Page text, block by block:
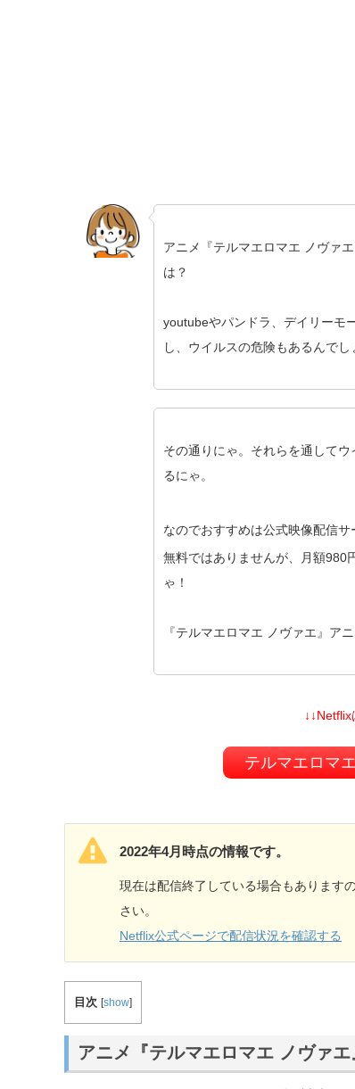
アニメ『テルマエロマエ ノヴァ
は？
youtubeやパンドラ、デイリーモ
し、ウイルスの危険もあるんでし
その通りにゃ。それらを通して
るにゃ。
なのでおすすめは公式映像配信サ
無料ではありませんが、月額980
ゃ！
『テルマエロマエ ノヴァエ』ア
↓↓Netflix
テルマエロマ
2022年4月時点の情報です。
現在は配信終了している場合もあります
さい。
Netflix公式ページで配信状況を確認する
目次 [show]
アニメ『テルマエロマエ ノヴァ